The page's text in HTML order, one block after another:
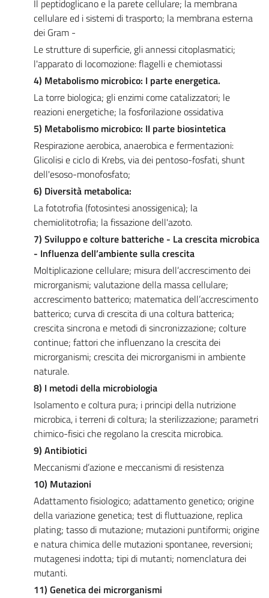
Il peptidoglicano e la parete cellulare; la membrana
cellulare ed i sistemi di trasporto; la membrana esterna
dei Gram -
Le strutture di superficie, gli annessi citoplasmatici;
l'apparato di locomozione: flagelli e chemiotassi
4) Metabolismo microbico: I parte energetica.
La torre biologica; gli enzimi come catalizzatori; le
reazioni energetiche; la fosforilazione ossidativa
5) Metabolismo microbico: II parte biosintetica
Respirazione aerobica, anaerobica e fermentazioni:
Glicolisi e ciclo di Krebs, via dei pentoso-fosfati, shunt
dell'esoso-monofosfato;
6) Diversità metabolica:
La fototrofia (fotosintesi anossigenica); la
chemiolitotrofia; la fissazione dell'azoto.
7) Sviluppo e colture batteriche - La crescita microbica
- Influenza dell’ambiente sulla crescita
Moltiplicazione cellulare; misura dell’accrescimento dei
microrganismi; valutazione della massa cellulare;
accrescimento batterico; matematica dell’accrescimento
batterico; curva di crescita di una coltura batterica;
crescita sincrona e metodi di sincronizzazione; colture
continue; fattori che influenzano la crescita dei
microrganismi; crescita dei microrganismi in ambiente
naturale.
8) I metodi della microbiologia
Isolamento e coltura pura; i principi della nutrizione
microbica, i terreni di coltura; la sterilizzazione; parametri
chimico-fisici che regolano la crescita microbica.
9) Antibiotici
Meccanismi d’azione e meccanismi di resistenza
10) Mutazioni
Adattamento fisiologico; adattamento genetico; origine
della variazione genetica; test di fluttuazione, replica
plating; tasso di mutazione; mutazioni puntiformi; origine
e natura chimica delle mutazioni spontanee, reversioni;
mutagenesi indotta; tipi di mutanti; nomenclatura dei
mutanti.
11) Genetica dei microrganismi